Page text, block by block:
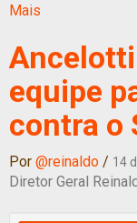
Mais
equipe
contra o
Por @reinaldo / 14
Diretor Geral